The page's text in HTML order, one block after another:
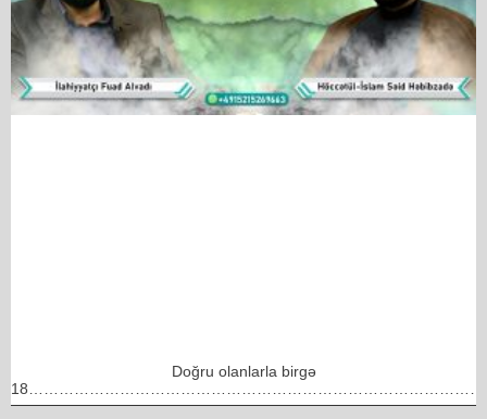
Doğru olanlarla birgə